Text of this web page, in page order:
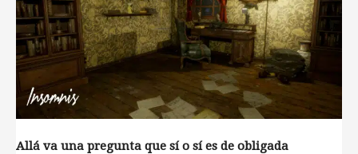
Allá va una pregunta que sí o sí es de obligada